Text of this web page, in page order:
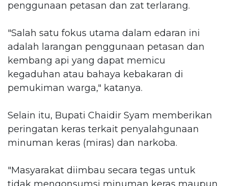
penggunaan petasan dan zat terlarang.
"Salah satu fokus utama dalam edaran ini
adalah larangan penggunaan petasan dan
kembang api yang dapat memicu
kegaduhan atau bahaya kebakaran di
pemukiman warga," katanya.
Selain itu, Bupati Chaidir Syam memberikan
peringatan keras terkait penyalahgunaan
minuman keras (miras) dan narkoba.
"Masyarakat diimbau secara tegas untuk